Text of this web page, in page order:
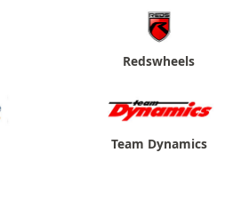
Redswheels
Team Dynamics